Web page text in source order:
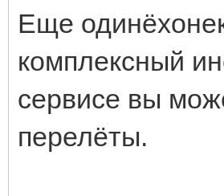
Еще
комплексный
сервисе вы
перелёты.